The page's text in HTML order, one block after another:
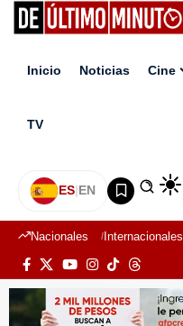
Inicio Noticias Cine
TV
ES|EN
Nacionales Internacionales